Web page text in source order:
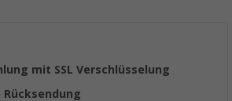
mit SSL Verschlüsselung
Rücksendung